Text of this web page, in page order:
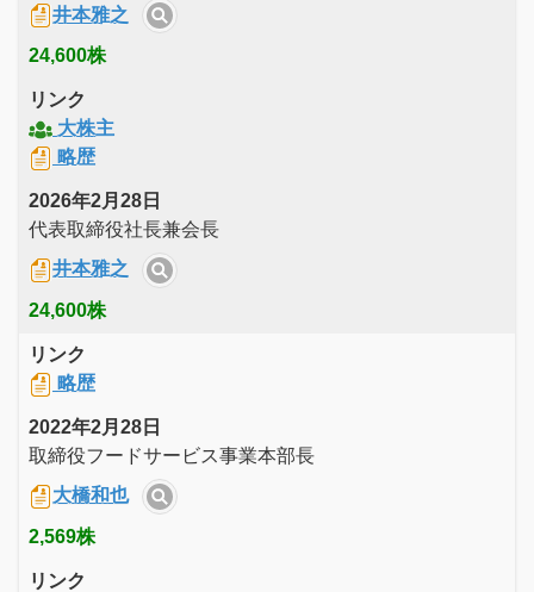
井本雅之
24,600株
リンク
大株主
略歴
2026年2月28日
代表取締役社長兼会長
井本雅之
24,600株
リンク
略歴
2022年2月28日
取締役フードサービス事業本部長
大橋和也
2,569株
リンク